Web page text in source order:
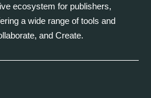
ecosystem for publishers,
a wide range of tools and
and Create.